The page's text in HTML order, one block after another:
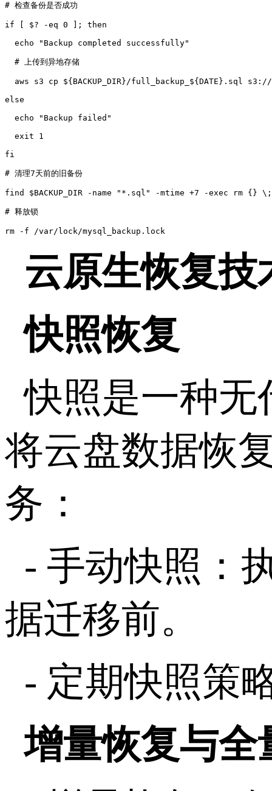
# 检查备份是否成功
if [ $? -eq 0 ]; then
  echo "Backup completed successfully"
  # 上传到异地存储
aws s3 cp ${BACKUP_DIR}/full_backup_${DATE}.sql
else
  echo "Backup failed"
  exit 1
fi
# 清理7天前的旧备份
find $BACKUP_DIR -name "*.sql" -mtime +7 -exec rm {} \;
# 释放锁
rm -f /var/lock/mysql_backup.lock
云原生恢复技
快照恢复
快照是一种无
将云盘数据恢
务：
- 手动快照：
据迁移前。
- 定期快照策
增量恢复与全